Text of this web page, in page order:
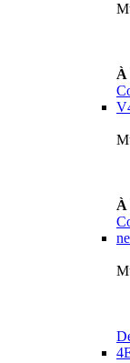
À
À